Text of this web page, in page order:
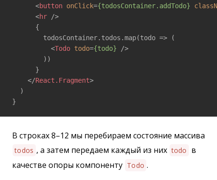
<button onClick={todosContainer.addTodo}
<hr />
      {
        todosContainer.todos.map(todo => (
<Todo todo={todo} />
        ))
      }
</React.Fragment>
  )
}
В строках 8–12 мы перебираем состояние массива
todos , а затем передаем каждый из них todo
в
качестве опоры компоненту Todo .